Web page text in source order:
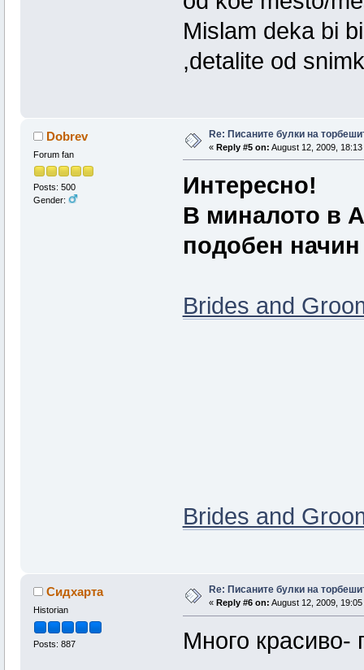
Mislam deka bi
,detalite od
Dobrev
Forum fan
Posts: 500
Gender:
Re: Писаните булки на
« Reply #5 on: August 12, 2009, 18:13
Интересно!
В миналото в
подобен начин
Brides and
Brides and
Сидхарта
Historian
Posts: 887
Re: Писаните булки на
« Reply #6 on: August 12, 2009, 19:05
Много красиво-